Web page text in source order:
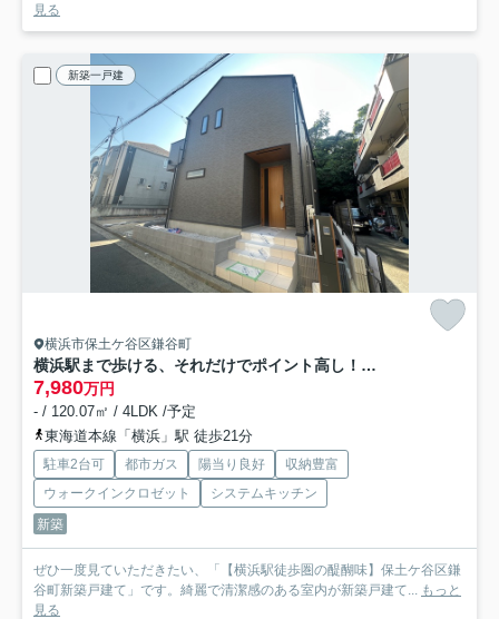
見る
新築一戸建
横浜市保土ケ谷区鎌谷町
横浜駅まで歩ける、それだけでポイント高し！価格にも反映されてしまうものの長き目で見た際、それに見合う価値がそこにはある！と言える気がする【保土ケ谷区鎌谷町】新築戸建
7,980万円
- / 120.07㎡ / 4LDK /予定
東海道本線「横浜」駅 徒歩21分
駐車2台可 都市ガス 陽当り良好
収納豊富
ウォークインクロゼット
システムキッチン
新築
ぜひ一度見ていただきたい、「【横浜駅徒歩圏の醍醐味】保土ケ谷区鎌
谷町新築戸建て」です。綺麗で清潔感のある室内が新築戸建て...
もっと
見る